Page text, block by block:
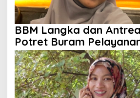
BBM Langka dan
Potret Buram